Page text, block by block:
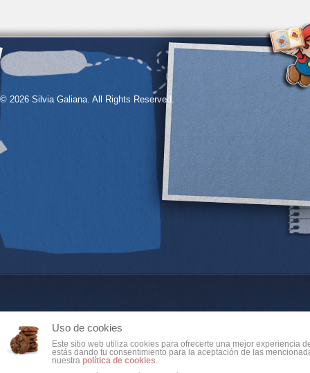
© 2026 Silvia Galiana. All Rights Reserved.
Uso de cookies
Este sitio web utiliza cookies para ofrecerte una mejor experiencia
estás dando tu consentimiento para la aceptación de las
nuestra política de cookies.